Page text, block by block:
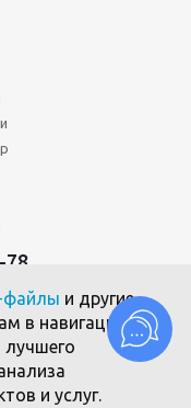
78
cookie
файлы и другие
в навигации,
лучшего
и услуг.